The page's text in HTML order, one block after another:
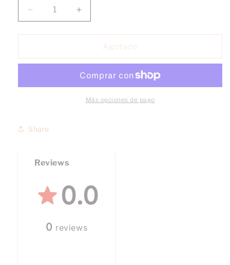
Reducir
cantidad
para
Colgante
Brillo
Aumentar
cantidad
para
Broquel
Colgante
con
Brillo
oro
Agotado
Más opciones de pago
Share
Reviews
0.0
0 reviews